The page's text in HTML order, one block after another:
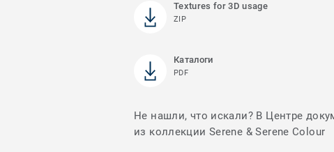
Textures for 3D usage
ZIP
Каталоги
PDF
Не нашли, что искали? В Центре
из коллекции Serene & Serene Colour